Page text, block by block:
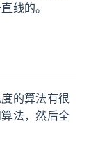
线的。
的算法有很
法，然后全